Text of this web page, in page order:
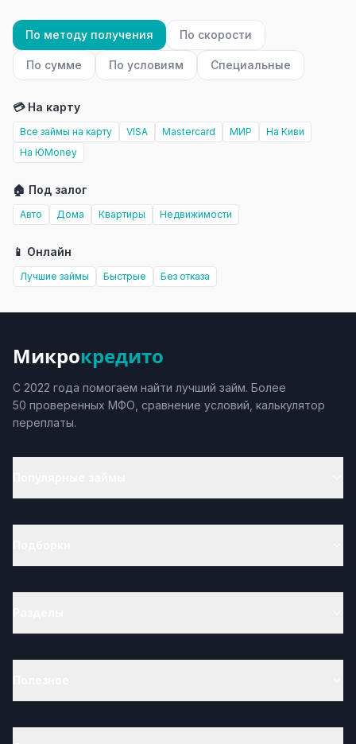
По методу получения По скорости
По сумме По условиям Специальные
💳 На карту
Все займы на карту VISA Mastercard МИР
На Киви
На ЮMoney
🏠 Под залог
Авто Дома Квартиры Недвижимости
📱 Онлайн
Лучшие займы Быстрые Без отказа
Микрокредито
С 2022 года помогаем найти лучший займ. Более
50 проверенных МФО, сравнение условий, калькулятор
переплаты.